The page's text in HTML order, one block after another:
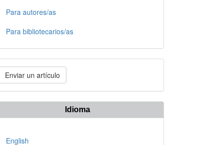
Para autores/as
Para bibliotecarios/as
Enviar un artículo
Idioma
English